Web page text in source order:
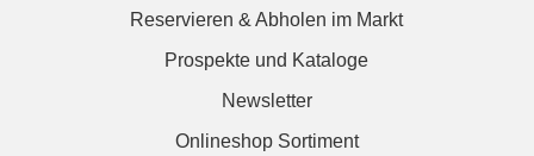
Reservieren & Abholen im Markt
Prospekte und Kataloge
Newsletter
Onlineshop Sortiment